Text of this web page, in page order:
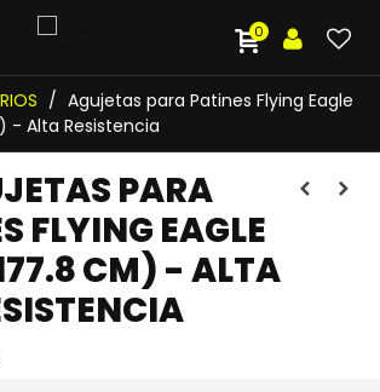
0
/ Agujetas para Patines Flying Eagle
- Alta Resistencia
PARA
FLYING EAGLE
CM) - ALTA